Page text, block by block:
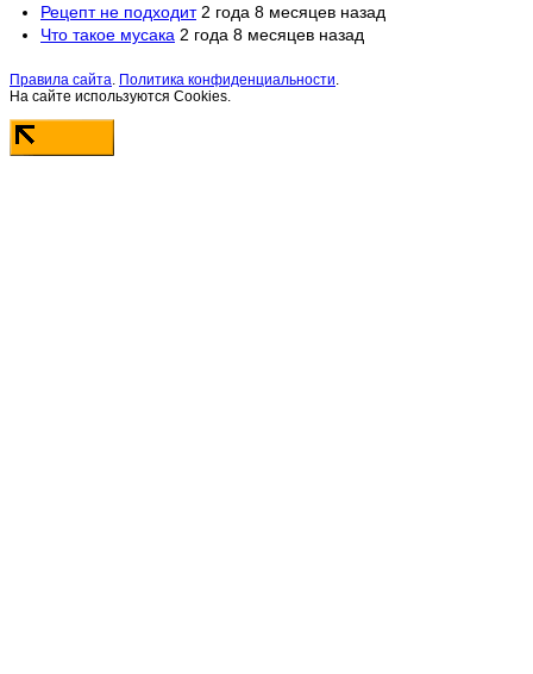
Рецепт не подходит 2 года 8 месяцев назад
Что такое мусака 2 года 8 месяцев назад
Правила сайта. Политика конфиденциальности.
На сайте используются Cookies.